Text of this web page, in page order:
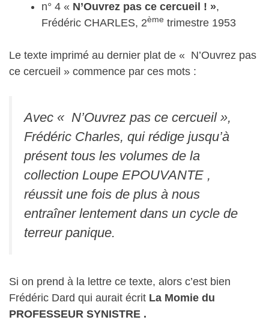
n° 4 « N’Ouvrez pas ce cercueil ! »,
Frédéric CHARLES, 2ème trimestre 1953
Le texte imprimé au dernier plat de « N’Ouvrez pas
ce cercueil » commence par ces mots :
Avec « N’Ouvrez pas ce cercueil »,
Frédéric Charles, qui rédige jusqu’à
présent tous les volumes de la
collection Loupe EPOUVANTE ,
réussit une fois de plus à nous
entraîner lentement dans un cycle de
terreur panique.
Si on prend à la lettre ce texte, alors c’est bien
Frédéric Dard qui aurait écrit La Momie du
PROFESSEUR SYNISTRE .